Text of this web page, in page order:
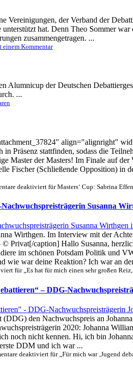
Vereinigungen, der Verband der
hat. Denn Theo Sommer
zusammengetragen. ...
einem Kommentar
Alumnicup der Deutschen
...
align="alignright"
Präsenz stattfinden, sodass die
Master der Masters! Im Finale auf
Fischer (Schließende Opposition) in
deaktiviert für Masters‘ Cup: Sabrina
Susanna
Wirthgen. Im Interview mit der
caption] Hallo Susanna,
im schönen Potsdam Politik und
wie war deine Reaktion? Ich war an
für „Es hat für mich einen sehr großen
– DDG-
den Nachwuchspreis an
2020: Johanna
noch nicht kennen. Hi, ich bin
DDM und ich war ...
deaktiviert für „Für mich war ‚Jugend